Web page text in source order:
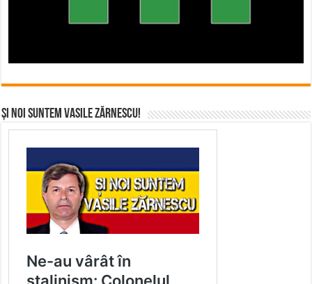
Și noi suntem Vasile Zărnescu!